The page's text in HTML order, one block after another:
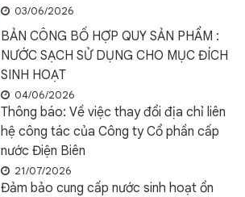
03/06/2026
BẢN CÔNG BỐ HỢP QUY SẢN PHẨM :
NƯỚC SẠCH SỬ DỤNG CHO MỤC ĐÍCH
SINH HOẠT
04/06/2026
Thông báo: Về việc thay đổi địa chỉ liên
hệ công tác của Công ty Cổ phần cấp
nước Điện Biên
21/07/2026
Đảm bảo cung cấp nước sinh hoạt ổn